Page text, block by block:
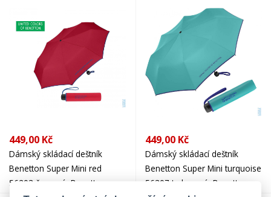
449,00 Kč
Dámský skládací deštník
Benetton Super Mini red
56203 červený, Benetton
449,00 Kč
Dámský skládací deštník
Benetton Super Mini turquoise
56307 tyrkysový, Benetton